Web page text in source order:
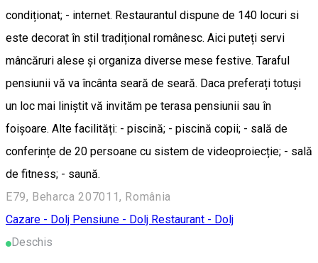
condiționat; - internet. Restaurantul dispune de 140 locuri si
este decorat în stil tradițional românesc. Aici puteți servi
mâncăruri alese și organiza diverse mese festive. Taraful
pensiunii vă va încânta seară de seară. Daca preferați totuși
un loc mai liniștit vă invităm pe terasa pensiunii sau în
foișoare. Alte facilități: - piscină; - piscină copii; - sală de
conferințe de 20 persoane cu sistem de videoproiecție; - sală
de fitness; - saună.
E79, Beharca 207011, România
Cazare - Dolj Pensiune - Dolj Restaurant - Dolj
Deschis